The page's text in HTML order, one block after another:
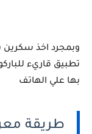
وبمجرد اخذ سكرين
تطبيق قاريء
بها علي الهاتف
طريقة